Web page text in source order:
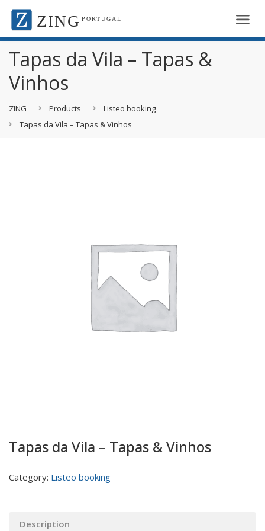
ZING PORTUGAL
Tapas da Vila – Tapas &
Vinhos
ZING Products
Listeo booking
Tapas da Vila – Tapas & Vinhos
Tapas da Vila – Tapas & Vinhos
Category: Listeo booking
Description